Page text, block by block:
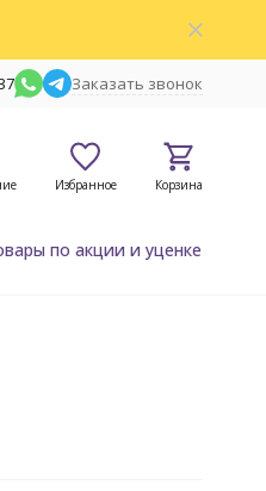
Заказать звонок
Избранное Корзина
по акции и уценке